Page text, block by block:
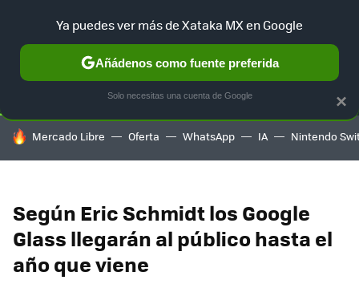
SELECCIÓN GAMING HOME AUTO TERRITORIO
HOY SE HABLA DE
Mercado Libre Oferta WhatsApp IA Nintendo
Según Eric Schmidt los Google
Glass llegarán al público hasta el
año que viene
×
Ya puedes ver más de Xataka MX en Google
Añádenos como fuente preferida
Solo necesitas una cuenta de Google